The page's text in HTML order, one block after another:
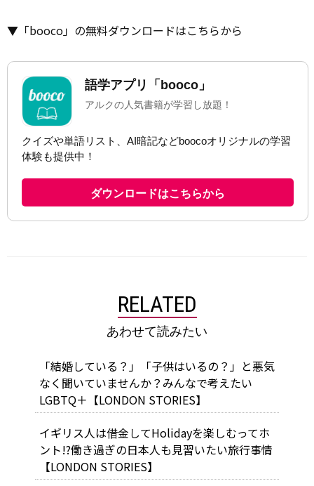
▼「booco」の無料ダウンロードはこちらから
RELATED
あわせて読みたい
「結婚している？」「子供はいるの？」と悪気
なく聞いていませんか？みんなで考えたい
LGBTQ＋【LONDON STORIES】
イギリス人は借金してHolidayを楽しむってホ
ント!?働き過ぎの日本人も見習いたい旅行事情
【LONDON STORIES】